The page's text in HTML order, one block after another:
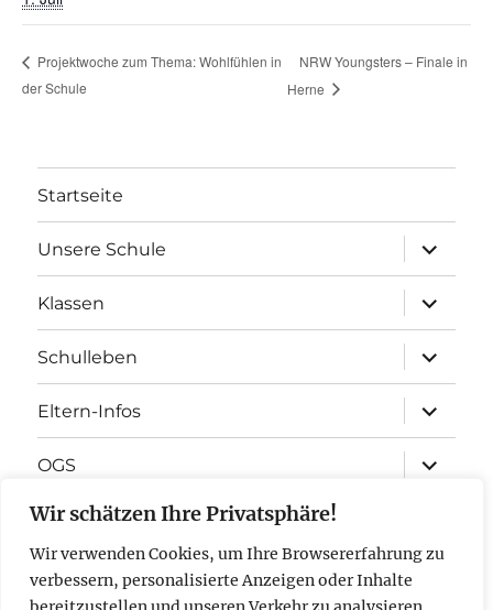
Wir schätzen Ihre Privatsphäre!
Wir verwenden Cookies, um Ihre Browsererfahrung zu
verbessern, personalisierte Anzeigen oder Inhalte
Projektwoche zum Thema: Wohlfühlen in
der Schule
NRW Youngsters – Finale in
Herne
Startseite
Unsere Schule
öffnen
Klassen
öffnen
Schulleben
öffnen
Eltern-Infos
öffnen
OGS
öffnen
Förderverein
Familiengrundschulzentrum
öffnen